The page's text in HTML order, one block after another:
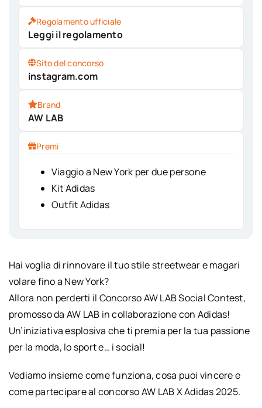
Regolamento ufficiale
Leggi il regolamento
Sito del concorso
instagram.com
Brand
AW LAB
Premi
Viaggio a New York per due persone
Kit Adidas
Outfit Adidas
Hai voglia di rinnovare il tuo stile streetwear e magari
volare fino a New York?
Allora non perderti il Concorso AW LAB Social Contest,
promosso da AW LAB in collaborazione con Adidas!
Un’iniziativa esplosiva che ti premia per la tua passione
per la moda, lo sport e… i social!
Vediamo insieme come funziona, cosa puoi vincere e
come partecipare al concorso AW LAB X Adidas 2025.